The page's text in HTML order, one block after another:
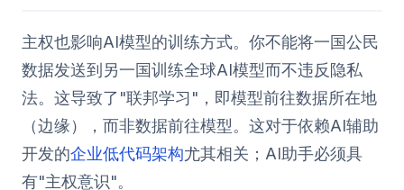
主权也影响AI模型的训练方式。你不能将一国公民
数据发送到另一国训练全球AI模型而不违反隐私
法。这导致了"联邦学习"，即模型前往数据所在地
（边缘），而非数据前往模型。这对于依赖AI辅助
开发的企业低代码架构尤其相关；AI助手必须具
有"主权意识"。